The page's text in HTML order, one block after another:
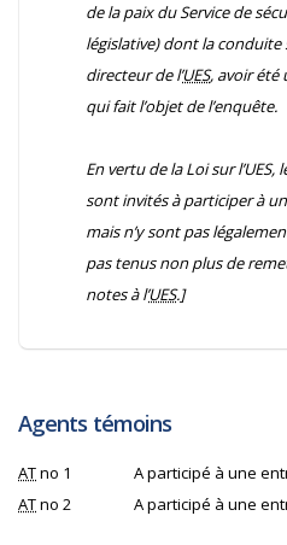
de la paix du Service de
législative) dont la conduite
directeur de l’UES, avoir été
qui fait l’objet de l’enquête.
En vertu de laLoi sur l’UES,
sont invités à participer à
mais n’y sont pas
pas tenus non plus de
notes à l’UES.]
Agents témoins
ATno 1
A participé à une
ATno 2 A participé à une